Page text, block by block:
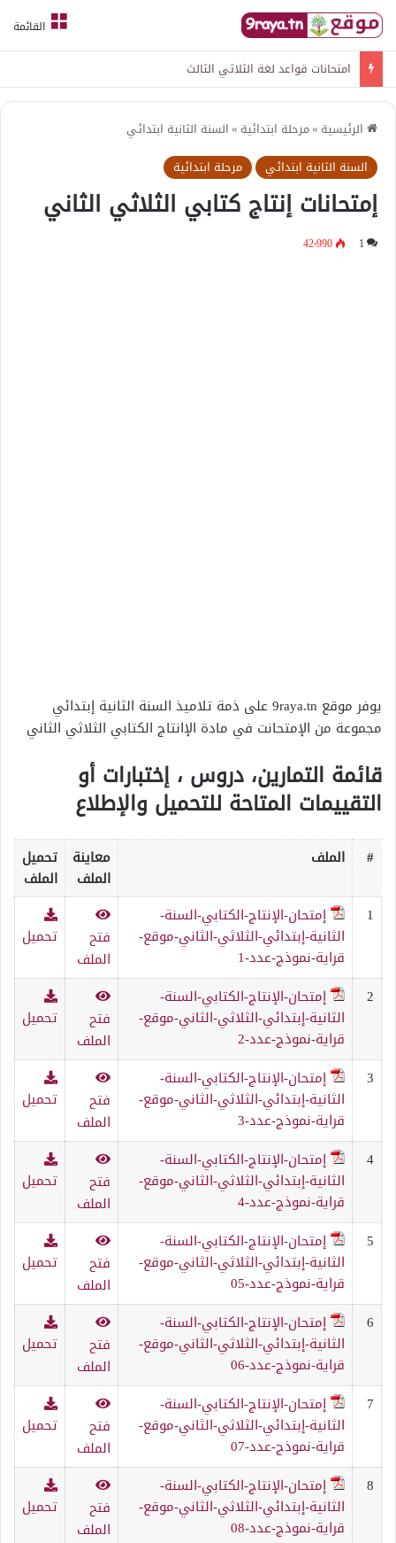
القائمة
امتحانات قواعد لغة الثلاثي الثالث
الرئيسية »مرحلة ابتدائية »السنة الثانية ابتدائي
السنة الثانية ابتدائي
مرحلة ابتدائية
إمتحانات إنتاج كتابي الثلاثي الثاني
1 42٬990
يوفر موقع 9raya.tn على ذمة تلاميذ السنة الثانية إبتدائي
مجموعة من الإمتحانت في مادة الإانتاج الكتابي الثلاثي الثاني
قائمة التمارين، دروس ، إختبارات أو
التقييمات المتاحة للتحميل والإطلاع
# الملف
معاينة
الملف
تحميل
الملف
1
إمتحان-الإنتاج-الكتابي-السنة-
الثانية-إبتدائي-الثلاثي-الثاني-موقع-
قراية-نموذج-عدد-1
فتح
الملف
تحميل
2
إمتحان-الإنتاج-الكتابي-السنة-
الثانية-إبتدائي-الثلاثي-الثاني-موقع-
قراية-نموذج-عدد-2
فتح
الملف
تحميل
3
إمتحان-الإنتاج-الكتابي-السنة-
الثانية-إبتدائي-الثلاثي-الثاني-موقع-
قراية-نموذج-عدد-3
فتح
الملف
تحميل
4
إمتحان-الإنتاج-الكتابي-السنة-
الثانية-إبتدائي-الثلاثي-الثاني-موقع-
قراية-نموذج-عدد-4
فتح
الملف
تحميل
5
إمتحان-الإنتاج-الكتابي-السنة-
الثانية-إبتدائي-الثلاثي-الثاني-موقع-
قراية-نموذج-عدد-05
فتح
الملف
تحميل
6
إمتحان-الإنتاج-الكتابي-السنة-
الثانية-إبتدائي-الثلاثي-الثاني-موقع-
قراية-نموذج-عدد-06
فتح
الملف
تحميل
7
إمتحان-الإنتاج-الكتابي-السنة-
الثانية-إبتدائي-الثلاثي-الثاني-موقع-
قراية-نموذج-عدد-07
فتح
الملف
تحميل
8
إمتحان-الإنتاج-الكتابي-السنة-
الثانية-إبتدائي-الثلاثي-الثاني-موقع-
قراية-نموذج-عدد-08
فتح
الملف
تحميل